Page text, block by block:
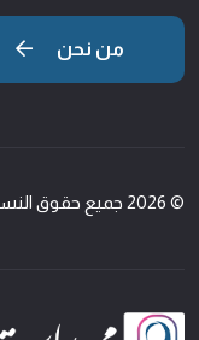
من نحن
© 2026 جميع حقوق النسخ محفوظة